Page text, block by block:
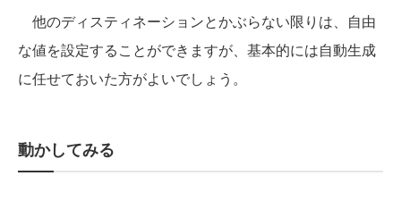
他のディスティネーションとかぶらない限りは、自由
な値を設定することができますが、基本的には自動生成
に任せておいた方がよいでしょう。
動かしてみる